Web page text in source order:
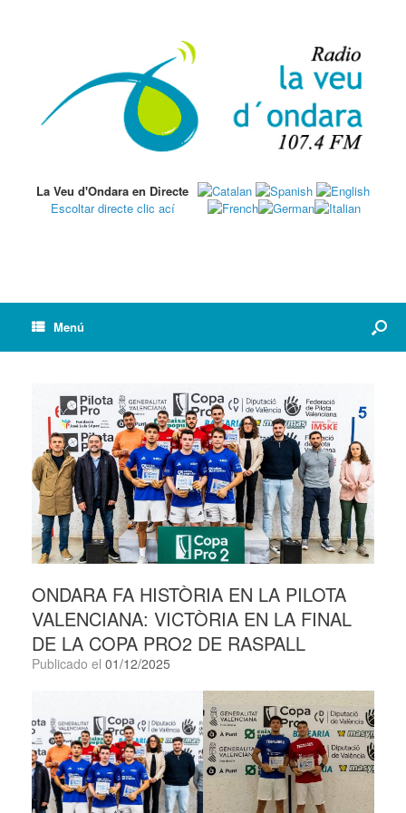
La Veu d'Ondara en Directe
Escoltar directe clic ací
Menú
ONDARA FA HISTÒRIA EN LA PILOTA
VALENCIANA: VICTÒRIA EN LA FINAL
DE LA COPA PRO2 DE RASPALL
Publicado el 01/12/2025